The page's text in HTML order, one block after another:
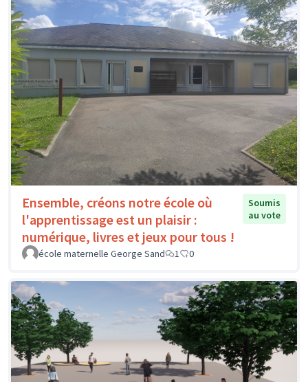
Ensemble, créons notre école où
l'apprentissage est un plaisir :
numérique, livres et jeux pour tous !
Soumis
au vote
école maternelle George Sand 1 0